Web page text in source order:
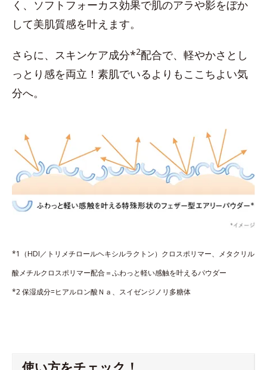
く、ソフトフォーカス効果で肌のアラや影をぼか
して美肌質感を叶えます。
さらに、スキンケア成分*2配合で、軽やかさとし
っとり感を両立！素肌でいるよりもここちよい気
分へ。
*1（HDI／トリメチロールヘキシルラクトン）クロスポリマー、メタクリル
酸メチルクロスポリマー配合＝ふわっと軽い感触を叶えるパウダー
*2 保湿成分=ヒアルロン酸Ｎａ、スイゼンジノリ多糖体